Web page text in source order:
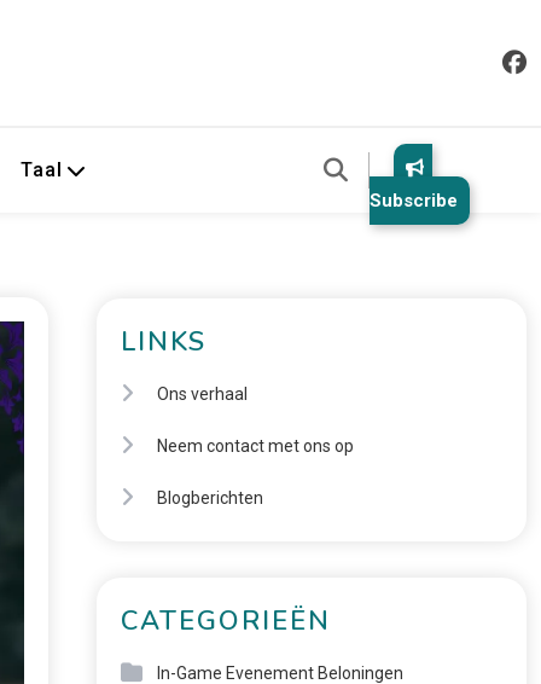
Taal
Subscribe
LINKS
Ons verhaal
Neem contact met ons op
Blogberichten
CATEGORIEËN
In-Game Evenement Beloningen